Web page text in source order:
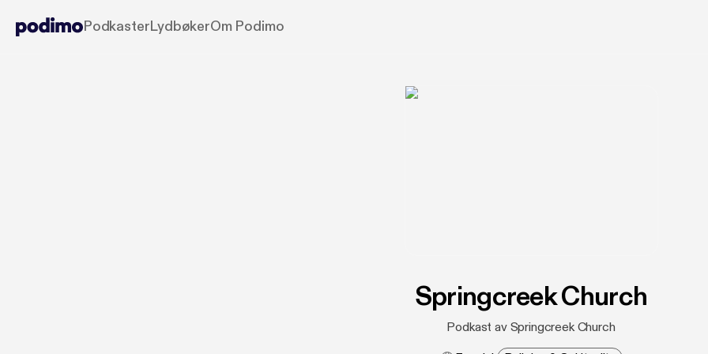
PodkasterLydbøkerOm Podimo
Springcreek Church
Podkast av Springcreek Church